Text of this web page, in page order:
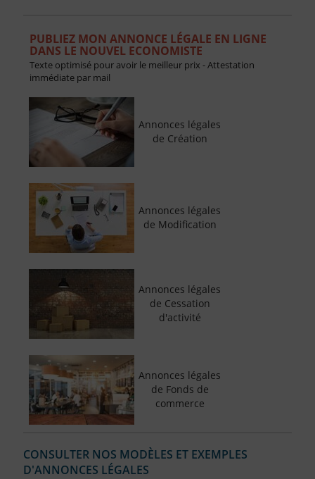
PUBLIEZ MON ANNONCE LÉGALE EN LIGNE
DANS LE NOUVEL ECONOMISTE
Texte optimisé pour avoir le meilleur prix - Attestation
immédiate par mail
Annonces légales
de Création
Annonces légales
de Modification
Annonces légales
de Cessation
d'activité
Annonces légales
de Fonds de
commerce
CONSULTER NOS MODÈLES ET EXEMPLES
D'ANNONCES LÉGALES